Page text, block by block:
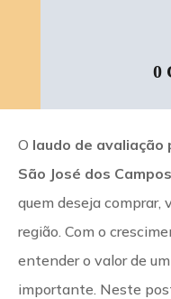
0
O laudo de
São José dos Campos
quem deseja comprar,
região. Com o
entender o valor de
importante. Neste